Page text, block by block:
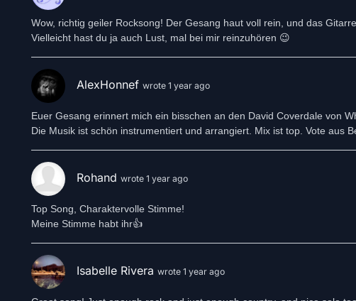
Wow, richtig geiler Rocksong! Der Gesang haut voll rein, und das
Vielleicht hast du ja auch Lust, mal bei mir reinzuhören 😉
AlexHonnef wrote 1 year ago
Euer Gesang erinnert mich ein bisschen an den David Coverdale von
Die Musik ist schön instrumentiert und arrangiert. Mix ist top. Vote aus
Rohand wrote 1 year ago
Top Song, Charaktervolle Stimme!
Meine Stimme habt ihr👍
Isabelle Rivera wrote 1 year ago